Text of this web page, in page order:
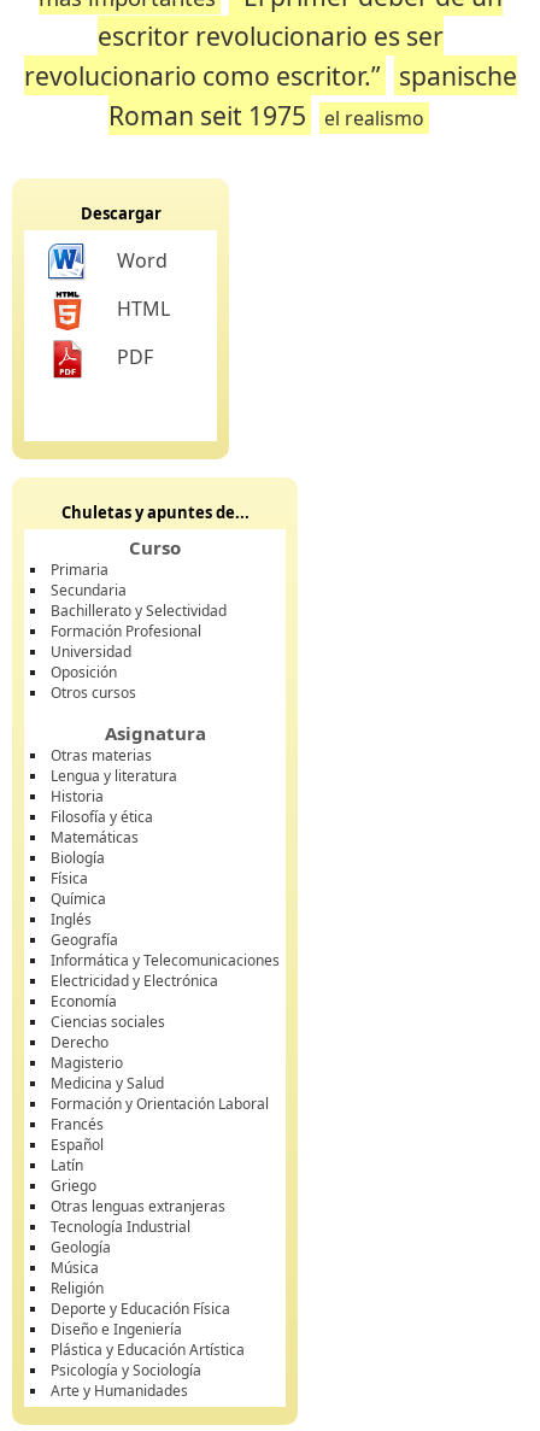
escritor revolucionario es ser
revolucionario como escritor.” spanische
Roman seit 1975
el realismo
Descargar
Word
HTML
PDF
Chuletas y apuntes de...
Curso
Primaria
Secundaria
Bachillerato y Selectividad
Formación Profesional
Universidad
Oposición
Otros cursos
Asignatura
Otras materias
Lengua y literatura
Historia
Filosofía y ética
Matemáticas
Biología
Física
Química
Inglés
Geografía
Informática y Telecomunicaciones
Electricidad y Electrónica
Economía
Ciencias sociales
Derecho
Magisterio
Medicina y Salud
Formación y Orientación Laboral
Francés
Español
Latín
Griego
Otras lenguas extranjeras
Tecnología Industrial
Geología
Música
Religión
Deporte y Educación Física
Diseño e Ingeniería
Plástica y Educación Artística
Psicología y Sociología
Arte y Humanidades